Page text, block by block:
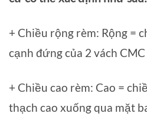
+ Chiều rộng rèm: Rộng =
cạnh đứng của 2 vách CMC
+ Chiều cao rèm: Cao =
thạch cao xuống qua mặt